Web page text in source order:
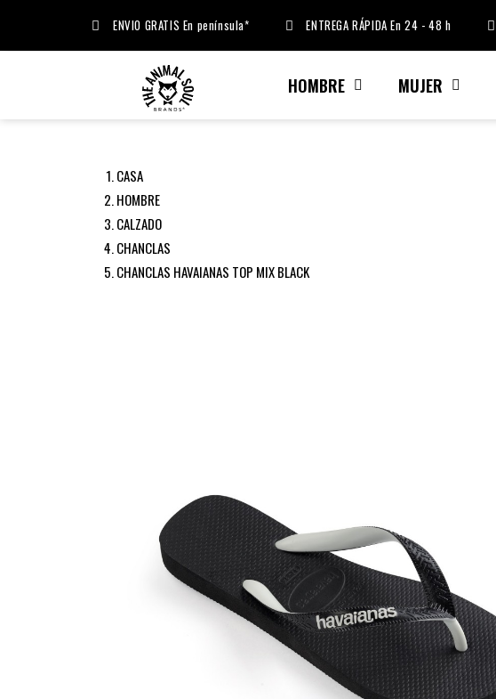
ENVIO GRATIS En península* ENTREGA RÁPIDA En 24 - 48 h
HOMBRE MUJER
CASA
HOMBRE
CALZADO
CHANCLAS
CHANCLAS HAVAIANAS TOP MIX BLACK